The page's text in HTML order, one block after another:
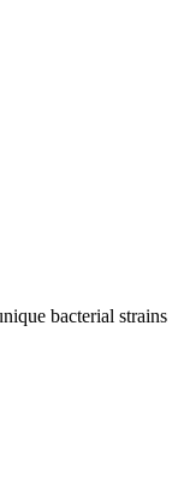
bacterial strains